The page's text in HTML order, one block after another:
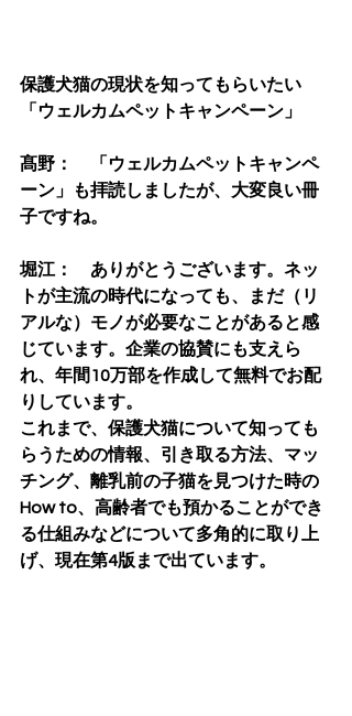
保護犬猫の現状を知ってもらいたい
「ウェルカムペットキャンペーン」
髙野：　「ウェルカムペットキャンペ
ーン」も拝読しましたが、大変良い冊
子ですね。
堀江：　ありがとうございます。ネッ
トが主流の時代になっても、まだ（リ
アルな）モノが必要なことがあると感
じています。企業の協賛にも支えら
れ、年間10万部を作成して無料でお配
りしています。
これまで、保護犬猫について知っても
らうための情報、引き取る方法、マッ
チング、離乳前の子猫を見つけた時の
How to、高齢者でも預かることができ
る仕組みなどについて多角的に取り上
げ、現在第4版まで出ています。